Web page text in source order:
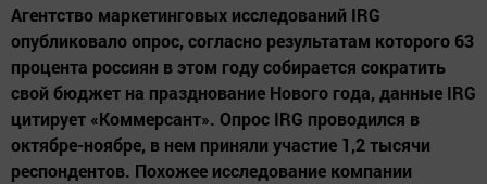
Агентство маркетинговых исследований IRG
опубликовало опрос, согласно результатам которого 63
процента россиян в этом году собирается сократить
свой бюджет на празднование Нового года, данные IRG
цитирует «Коммерсант». Опрос IRG проводился в
октябре-ноябре, в нем приняли участие 1,2 тысячи
респондентов. Похожее исследование компании